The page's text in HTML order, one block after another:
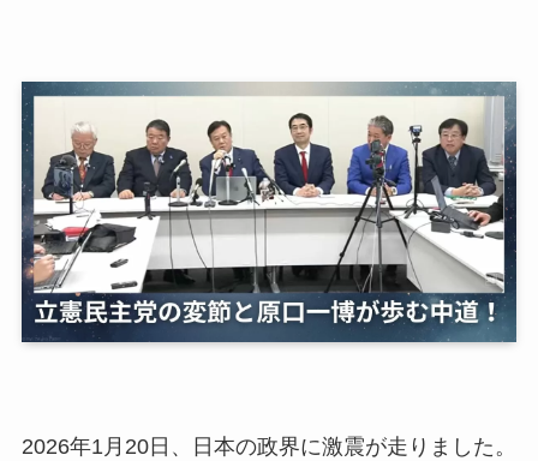
2026年1月20日、日本の政界に激震が走りました。